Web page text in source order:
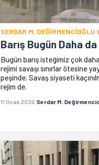
SERDAR M. DEĞİRMENCİOĞLU
Barış Bugün Daha
Bugün barış isteğimiz çok
rejimi savaşı sınırlar ötesine
peşinde. Savaş siyaseti
rejim de.
11 Ocak 2020 Serdar M.